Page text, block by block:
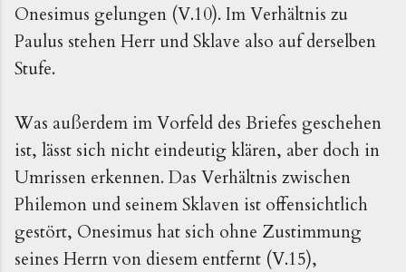
Onesimus gelungen (V.10). Im Verhältnis zu
Paulus stehen Herr und Sklave also auf derselben
Stufe.
Was außerdem im Vorfeld des Briefes geschehen
ist, lässt sich nicht eindeutig klären, aber doch in
Umrissen erkennen. Das Verhältnis zwischen
Philemon und seinem Sklaven ist offensichtlich
gestört, Onesimus hat sich ohne Zustimmung
seines Herrn von diesem entfernt (V.15),